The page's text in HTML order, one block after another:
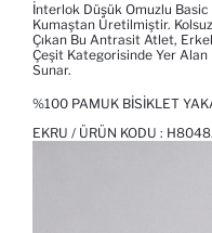
İnterlok Düşük Omuzlu Basic
Kumaştan Üretilmiştir.
Çıkan Bu Antrasit Atlet,
Çeşit Kategorisinde Yer Alan
Sunar.
%100 PAMUK BISIKLET
EKRU / ÜRÜN KODU :